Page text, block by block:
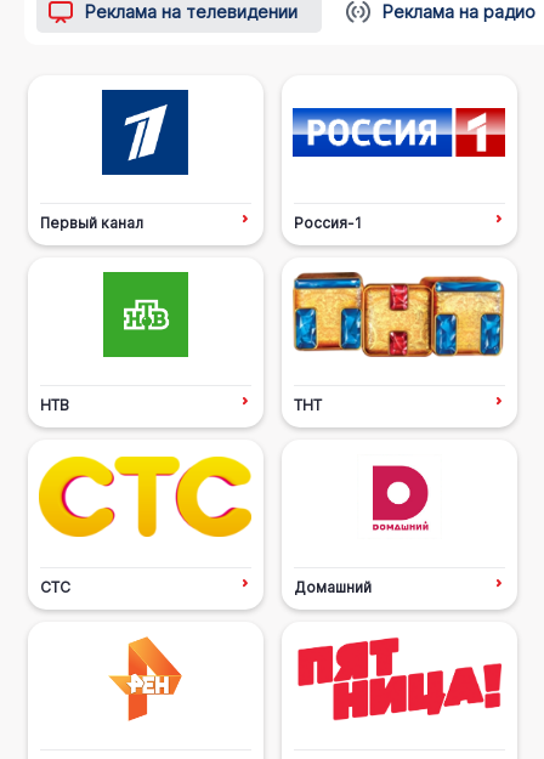
Реклама на телевидении Реклама на радио
Первый канал Россия-1
НТВ ТНТ
СТС Домашний